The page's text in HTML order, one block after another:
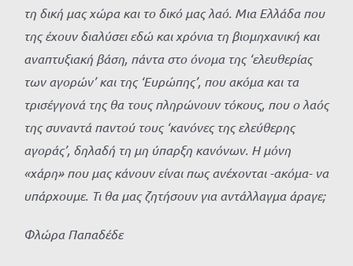
τη δική μας χώρα και το δικό μας λαό. Μια Ελλάδα που
της έχουν διαλύσει εδώ και χρόνια τη βιομηχανική και
αναπτυξιακή βάση, πάντα στο όνομα της ‘ελευθερίας
των αγορών’ και της ‘Ευρώπης’, που ακόμα και τα
τρισέγγονά της θα τους πληρώνουν τόκους, που ο λαός
της συναντά παντού τους ‘κανόνες της ελεύθερης
αγοράς’, δηλαδή τη μη ύπαρξη κανόνων. Η μόνη
«χάρη» που μας κάνουν είναι πως ανέχονται -ακόμα- να
υπάρχουμε. Τι θα μας ζητήσουν για αντάλλαγμα άραγε;
Φλώρα Παπαδέδε